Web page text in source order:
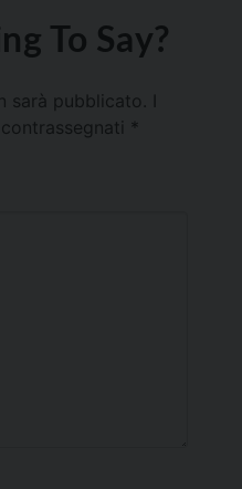
To Say?
sarà pubblicato.
*